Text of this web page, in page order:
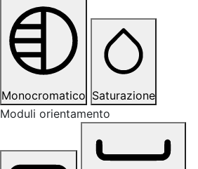
Monocromatico Saturazione
Moduli orientamento